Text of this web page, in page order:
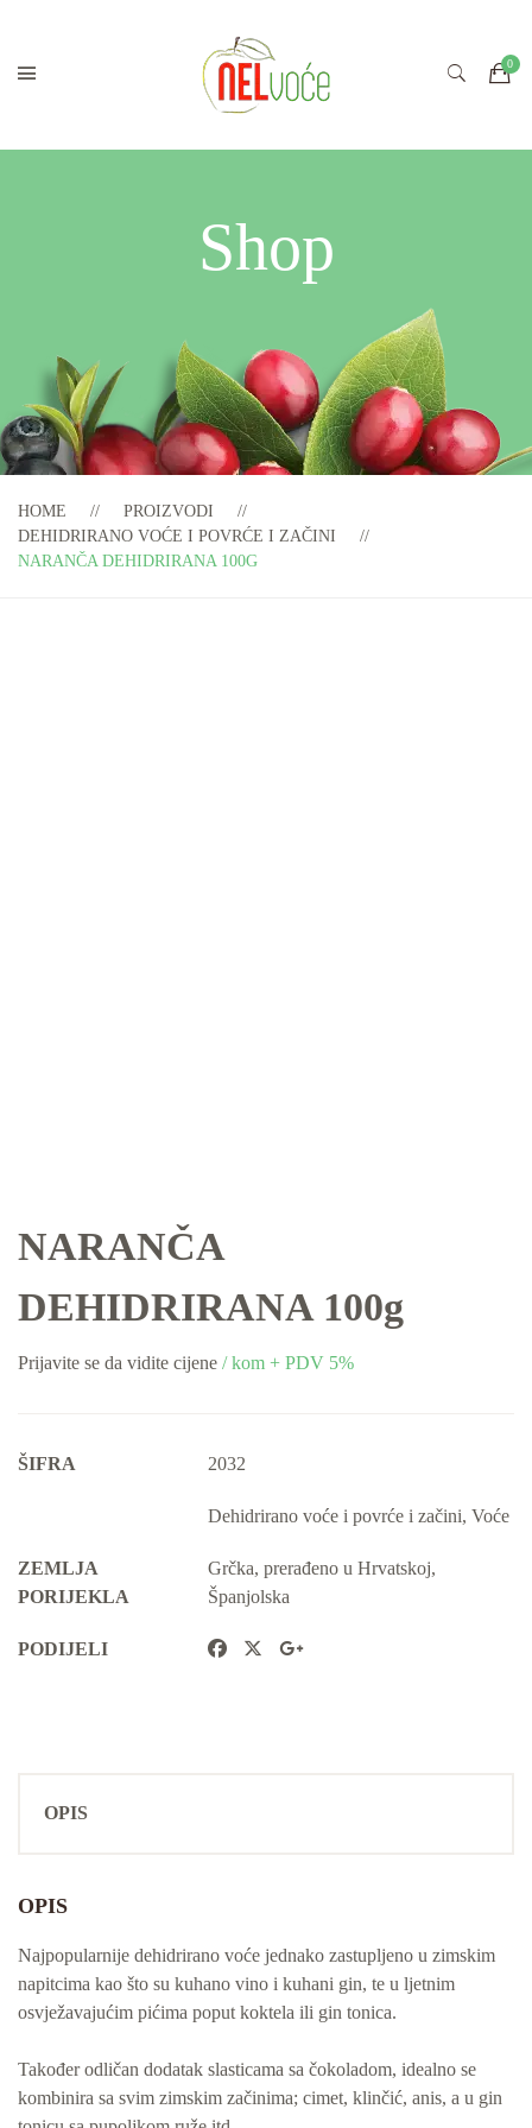
Shop
HOME
PROIZVODI
DEHIDRIRANO VOĆE I POVRĆE I ZAČINI
NARANČA DEHIDRIRANA 100G
NARANČA
DEHIDRIRANA 100g
Prijavite se da vidite cijene / kom + PDV 5%
ŠIFRA 2032
Dehidrirano voće i povrće i začini, Voće
ZEMLJA
PORIJEKLA
Grčka, prerađeno u Hrvatskoj,
Španjolska
PODIJELI
OPIS
OPIS
Najpopularnije dehidrirano voće jednako zastupljeno u zimskim
napitcima kao što su kuhano vino i kuhani gin, te u ljetnim
osvježavajućim pićima poput koktela ili gin tonica.
Također odličan dodatak slasticama sa čokoladom, idealno se
kombinira sa svim zimskim začinima; cimet, klinčić, anis, a u gin